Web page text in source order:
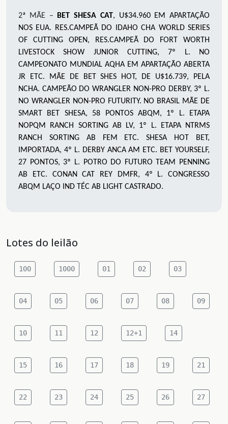
2ª MÃE – BET SHESA CAT, U$34.960 EM APARTAÇÃO
NOS EUA. RES.CAMPEÃ DO IDAHO CHA WORLD SERIES
OF CUTTING OPEN, RES.CAMPEÃ DO FORT WORTH
LIVESTOCK SHOW JUNIOR CUTTING, 7º L. NO
CAMPEONATO MUNDIAL AQHA EM APARTAÇÃO ABERTA
JR ETC. MÃE DE BET SHES HOT, DE U$16.739, PELA
NCHA. CAMPEÃO DO WRANGLER NON-PRO DERBY, 3º L.
NO WRANGLER NON-PRO FUTURITY. NO BRASIL MÃE DE
SMART BET SHESA, 58 PONTOS ABQM, 1º L. ETAPA
NOPQM RANCH SORTING AB LV, 1º L. ETAPA NTRMS
RANCH SORTING AB FEM ETC. SHESA HOT BET,
IMPORTADA, 4º L. DERBY ANCA AM ETC. BET YOURSELF,
27 PONTOS, 3º L. POTRO DO FUTURO TEAM PENNING
AB ETC. CONAN CAT REY DMFR, 4º L. CONGRESSO
ABQM LAÇO IND TÉC AB LIGHT CASTRADO.
Lotes do leilão
100 1000 01 02 03
04 05 06 07 08 09
10 11 12 12+1 14
15 16 17 18 19 21
22 23 24 25 26 27